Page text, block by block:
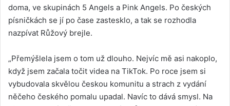
doma, ve skupinách 5 Angels a Pink Angels. Po českých
písničkách se jí po čase zastesklo, a tak se rozhodla
nazpívat Růžový brejle.
„Přemýšlela jsem o tom už dlouho. Nejvíc mě asi nakoplo,
když jsem začala točit videa na TikTok. Po roce jsem si
vybudovala skvělou českou komunitu a strach z vydání
něčeho českého pomalu upadal. Navíc to dává smysl. Na